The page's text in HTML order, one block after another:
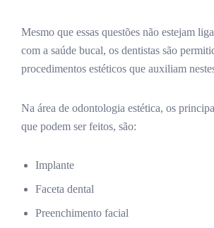
Mesmo que essas questões não estejam
com a saúde bucal, os dentistas são
procedimentos estéticos que auxiliam
Na área de odontologia estética, os
que podem ser feitos, são:
Implante
Faceta dental
Preenchimento facial